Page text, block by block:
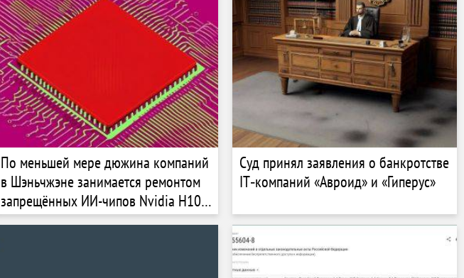
По меньшей мере дюжина компаний
в Шэньчжэне занимается ремонтом
запрещённых ИИ-чипов Nvidia H100
и A100
Суд принял заявления о банкротстве
IT‑компаний «Авроид» и «Гиперус»